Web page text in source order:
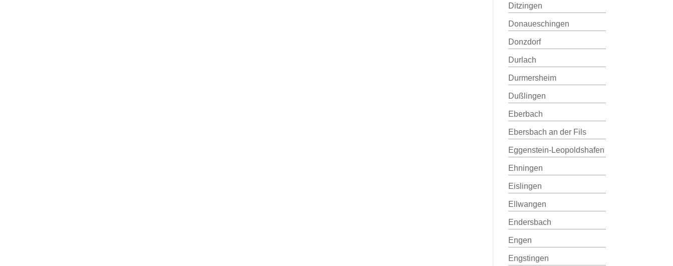
Ditzingen
Donaueschingen
Donzdorf
Durlach
Durmersheim
Dußlingen
Eberbach
Ebersbach an der Fils
Eggenstein-Leopoldshafen
Ehningen
Eislingen
Ellwangen
Endersbach
Engen
Engstingen